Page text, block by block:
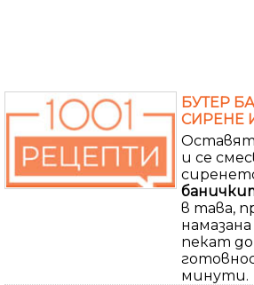
БУТЕР
СИРЕНЕ
и се
в тава,
пекат
минути.